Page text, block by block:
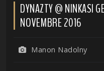
DYNAZTY @ NINKASI
NOVEMBRE 2016
Manon Nadolny